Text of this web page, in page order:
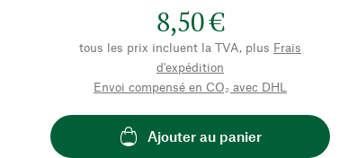
8,50 €
tous les prix incluent la TVA, plus Frais
d'expédition
Envoi compensé en CO₂ avec DHL
Ajouter au panier